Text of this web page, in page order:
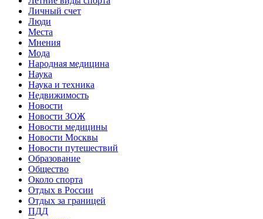
Личный счет
Люди
Места
Мнения
Мода
Народная медицина
Наука
Наука и техника
Недвижимость
Новости
Новости ЗОЖ
Новости медицины
Новости Москвы
Новости путешествий
Образование
Общество
Около спорта
Отдых в России
Отдых за границей
ПДД